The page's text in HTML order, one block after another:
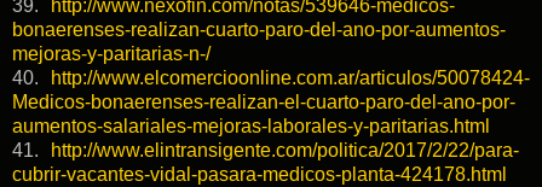
39.
http://www.nexofin.com/notas/539646-medicos-
bonaerenses-realizan-cuarto-paro-del-ano-por-aumentos-
mejoras-y-paritarias-n-/
40.
http://www.elcomercioonline.com.ar/articulos/50078424-
Medicos-bonaerenses-realizan-el-cuarto-paro-del-ano-por-
aumentos-salariales-mejoras-laborales-y-paritarias.html
41.
http://www.elintransigente.com/politica/2017/2/22/para-
cubrir-vacantes-vidal-pasara-medicos-planta-424178.html